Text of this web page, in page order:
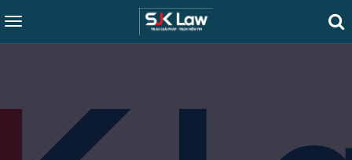
Toggle
navigation